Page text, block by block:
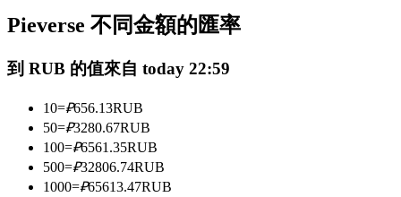
與頂尖交易專家同行
Pieverse 不同金額的匯率
到 RUB 的值來自 today 22:59
10=₽656.13RUB
50=₽3280.67RUB
100=₽6561.35RUB
500=₽32806.74RUB
1000=₽65613.47RUB